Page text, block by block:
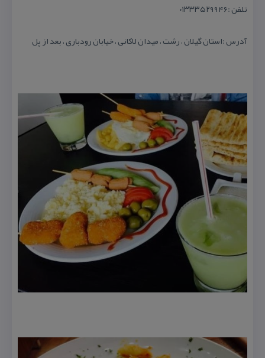
تلفن :۰۱۳۳۳۵۲۹۹۴۶
آدرس :استان گیلان ، رشت ، میدان لاكانی ، خیابان رودباری ، بعد از پل